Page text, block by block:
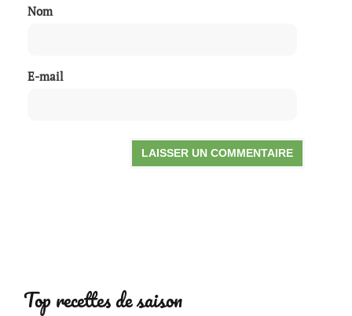
Nom
E-mail
Top recettes de saison